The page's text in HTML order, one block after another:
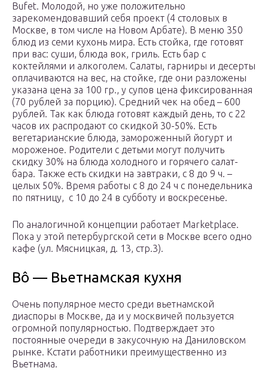
Bufet. Молодой, но уже положительно
зарекомендовавший себя проект (4 столовых в
Москве, в том числе на Новом Арбате). В меню 350
блюд из семи кухонь мира. Есть стойка, где готовят
при вас: суши, блюда вок, гриль. Есть бар с
коктейлями и алкоголем. Салаты, гарниры и десерты
оплачиваются на вес, на стойке, где они разложены
указана цена за 100 гр., у супов цена фиксированная
(70 рублей за порцию). Средний чек на обед – 600
рублей. Так как блюда готовят каждый день, то с 22
часов их распродают со скидкой 30-50%. Есть
вегетарианские блюда, замороженный йогурт и
мороженое. Родители с детьми могут получить
скидку 30% на блюда холодного и горячего салат-
бара. Также есть скидки на завтраки, с 8 до 9 ч. –
целых 50%. Время работы с 8 до 24 ч с понедельника
по пятницу, с 10 до 24 в субботу и воскресенье.
По аналогичной концепции работает Marketplace.
Пока у этой петербургской сети в Москве всего одно
кафе (ул. Мясницкая, д. 13, стр.3).
Bô — Вьетнамская кухня
Очень популярное место среди вьетнамской
диаспоры в Москве, да и у москвичей пользуется
огромной популярностью. Подтверждает это
постоянные очереди в закусочную на Даниловском
рынке. Кстати работники преимущественно из
Вьетнама.